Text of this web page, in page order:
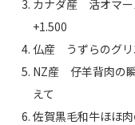
カナダ産 活オマ
+1.500
仏産 うずらのグ
NZ産 仔羊背肉の
えて
佐賀黒毛和牛ほほ